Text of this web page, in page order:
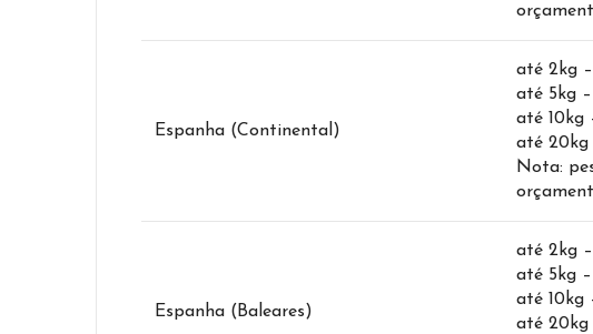
Espanha (Continental)
até 2kg
até 5kg –
até 10kg
até 20kg
Nota:
Espanha (Baleares)
até 2kg
até 5kg
até 10kg
até